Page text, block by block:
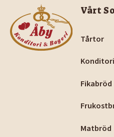
Vårt
Tårtor
Konditori
Fikabröd
Matbröd